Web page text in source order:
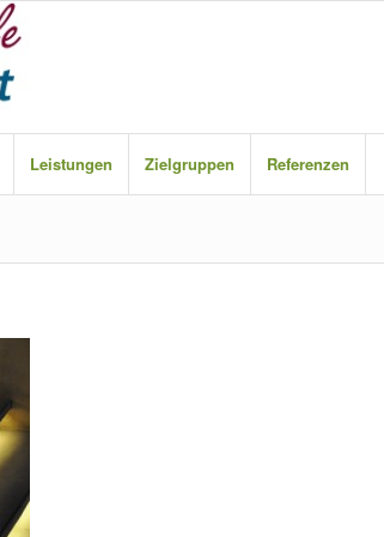
Leistungen Zielgruppen Referenzen